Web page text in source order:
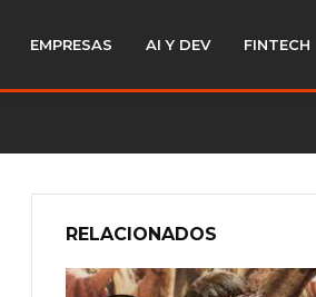
EMPRESAS AI Y DEV FINTECH
RELACIONADOS